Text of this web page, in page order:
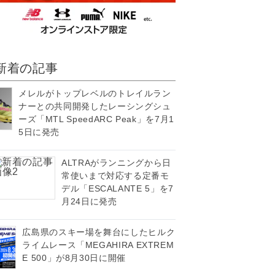
着の記事
メレルがトップレベルのトレイルラン
ナーとの共同開発したレーシングシュ
ーズ「MTL SpeedARC Peak」を7月1
5日に発売
ALTRAがランニングから日
常使いまで対応する定番モ
デル「ESCALANTE 5」を7
月24日に発売
広島県のスキー場を舞台にしたヒルク
ライムレース「MEGAHIRA EXTREM
E 500」が8月30日に開催